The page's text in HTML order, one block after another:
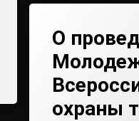
О
охраны